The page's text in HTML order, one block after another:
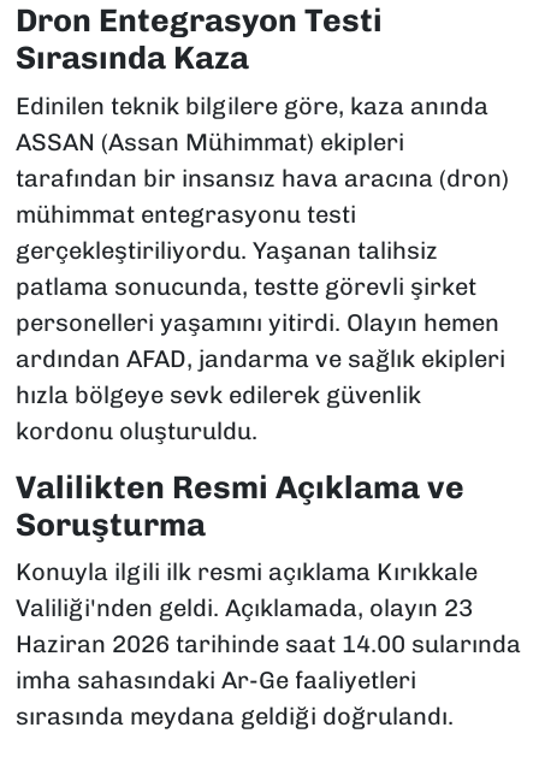
Dron Entegrasyon Testi
Sırasında Kaza
Edinilen teknik bilgilere göre, kaza anında
ASSAN (Assan Mühimmat) ekipleri
tarafından bir insansız hava aracına (dron)
mühimmat entegrasyonu testi
gerçekleştiriliyordu. Yaşanan talihsiz
patlama sonucunda, testte görevli şirket
personelleri yaşamını yitirdi. Olayın hemen
ardından AFAD, jandarma ve sağlık ekipleri
hızla bölgeye sevk edilerek güvenlik
kordonu oluşturuldu.
Valilikten Resmi Açıklama ve
Soruşturma
Konuyla ilgili ilk resmi açıklama Kırıkkale
Valiliği'nden geldi. Açıklamada, olayın 23
Haziran 2026 tarihinde saat 14.00 sularında
imha sahasındaki Ar-Ge faaliyetleri
sırasında meydana geldiği doğrulandı.